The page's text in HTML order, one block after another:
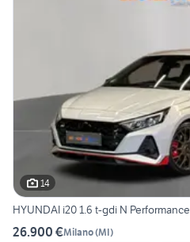
14
HYUNDAI i20 1.6 t-gdi N Performance
26.900 €Milano(MI)